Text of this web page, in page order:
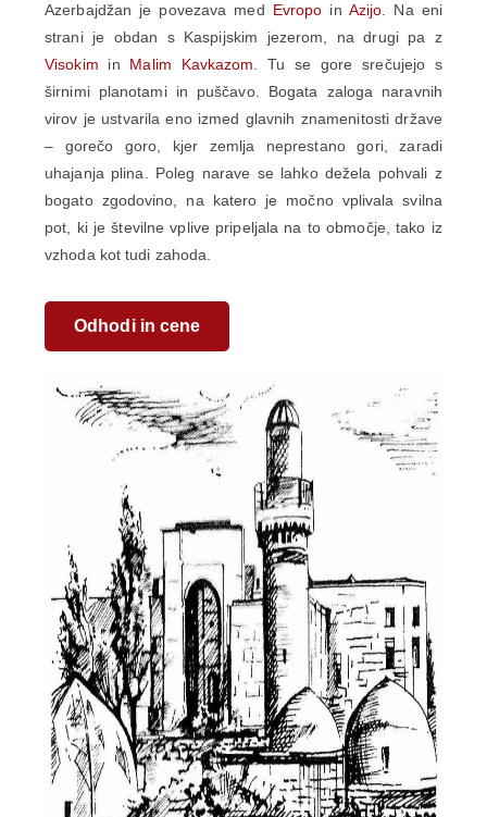
Azerbajdžan je povezava med Evropo in Azijo . Na eni
strani je obdan s Kaspijskim jezerom, na drugi pa z
Visokim in Malim Kavkazom . Tu se gore srečujejo s
širnimi planotami in puščavo. Bogata zaloga naravnih
virov je ustvarila eno izmed glavnih znamenitosti države
– gorečo goro, kjer zemlja neprestano gori, zaradi
uhajanja plina. Poleg narave se lahko dežela pohvali z
bogato zgodovino, na katero je močno vplivala svilna
pot, ki je številne vplive pripeljala na to območje, tako iz
vzhoda kot tudi zahoda.
Odhodi in cene